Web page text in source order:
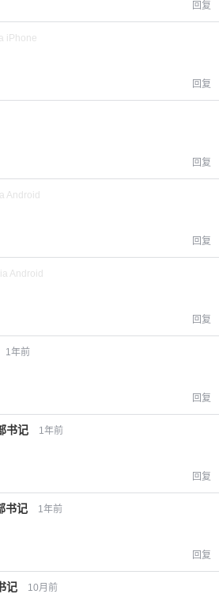
回复
iPhone
回复
回复
Android
回复
Android
回复
1年前
回复
书记 1年前
回复
书记 1年前
回复
记 10月前